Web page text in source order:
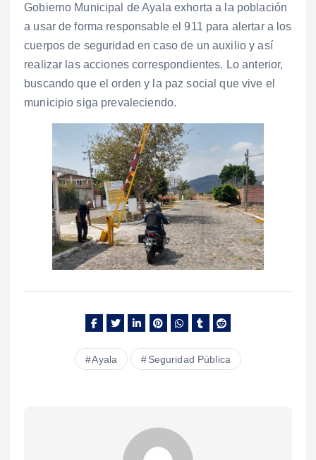
Gobierno Municipal de Ayala exhorta a la población
a usar de forma responsable el 911 para alertar a los
cuerpos de seguridad en caso de un auxilio y así
realizar las acciones correspondientes. Lo anterior,
buscando que el orden y la paz social que vive el
municipio siga prevaleciendo.
Ayala Seguridad Pública